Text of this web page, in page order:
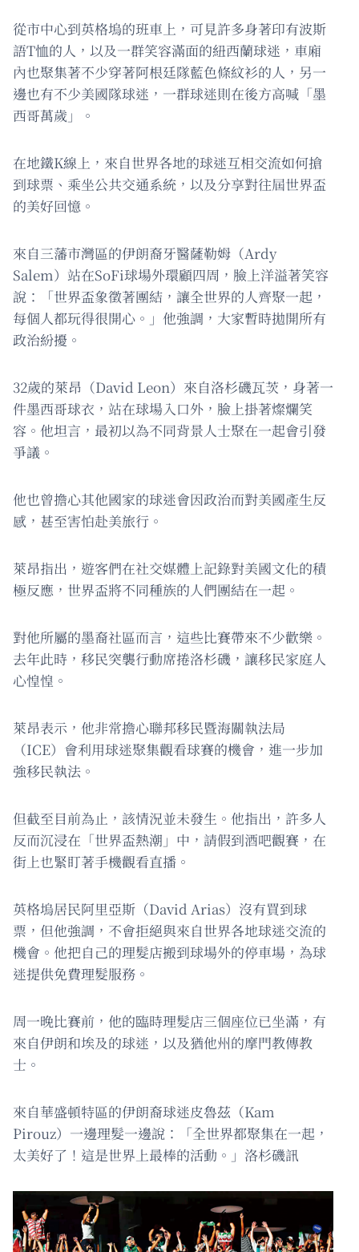
從市中心到英格塢的班車上，可見許多身著印有波斯
語T恤的人，以及一群笑容滿面的紐西蘭球迷，車廂
內也聚集著不少穿著阿根廷隊藍色條紋衫的人，另一
邊也有不少美國隊球迷，一群球迷則在後方高喊「墨
西哥萬歲」。
在地鐵K線上，來自世界各地的球迷互相交流如何搶
到球票、乘坐公共交通系統，以及分享對往屆世界盃
的美好回憶。
來自三藩市灣區的伊朗裔牙醫薩勒姆（Ardy
Salem）站在SoFi球場外環顧四周，臉上洋溢著笑容
說：「世界盃象徵著團結，讓全世界的人齊聚一起，
每個人都玩得很開心。」他強調，大家暫時拋開所有
政治紛擾。
32歲的萊昂（David Leon）來自洛杉磯瓦茨，身著一
件墨西哥球衣，站在球場入口外，臉上掛著燦爛笑
容。他坦言，最初以為不同背景人士聚在一起會引發
爭議。
他也曾擔心其他國家的球迷會因政治而對美國產生反
感，甚至害怕赴美旅行。
萊昂指出，遊客們在社交媒體上記錄對美國文化的積
極反應，世界盃將不同種族的人們團結在一起。
對他所屬的墨裔社區而言，這些比賽帶來不少歡樂。
去年此時，移民突襲行動席捲洛杉磯，讓移民家庭人
心惶惶。
萊昂表示，他非常擔心聯邦移民暨海關執法局
（ICE）會利用球迷聚集觀看球賽的機會，進一步加
強移民執法。
但截至目前為止，該情況並未發生。他指出，許多人
反而沉浸在「世界盃熱潮」中，請假到酒吧觀賽，在
街上也緊盯著手機觀看直播。
英格塢居民阿里亞斯（David Arias）沒有買到球
票，但他強調，不會拒絕與來自世界各地球迷交流的
機會。他把自己的理髮店搬到球場外的停車場，為球
迷提供免費理髮服務。
周一晚比賽前，他的臨時理髮店三個座位已坐滿，有
來自伊朗和埃及的球迷，以及猶他州的摩門教傳教
士。
來自華盛頓特區的伊朗裔球迷皮魯茲（Kam
Pirouz）一邊理髮一邊說：「全世界都聚集在一起，
太美好了！這是世界上最棒的活動。」洛杉磯訊